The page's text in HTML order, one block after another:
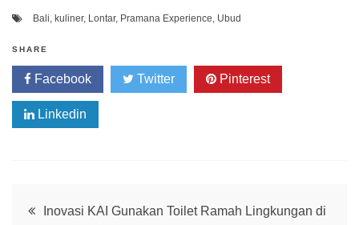
Bali, kuliner, Lontar, Pramana Experience, Ubud
SHARE
Facebook Twitter Pinterest
Linkedin
PostInovasi KAI Gunakan Toilet Ramah Lingkungan di